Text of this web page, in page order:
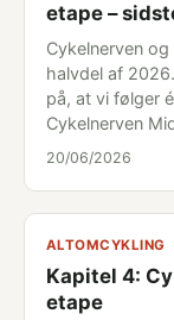
etape –
Cykelnerven
halvdel af
på, at vi følger
Cykelnerven
20/06/2026
ALTOMCYKLING
Kapitel 4:
etape